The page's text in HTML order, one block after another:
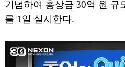
기념하여 총상금 30억 원 규
를 1일 실시한다.